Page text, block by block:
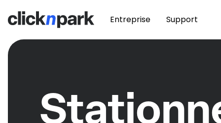
Entreprise Support